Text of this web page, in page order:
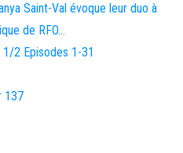
Saint-Val évoque leur duo à
de RFO…
2 Episodes 1-31
137